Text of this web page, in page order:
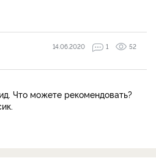
14.06.2020 1 52
Что можете рекомендовать?